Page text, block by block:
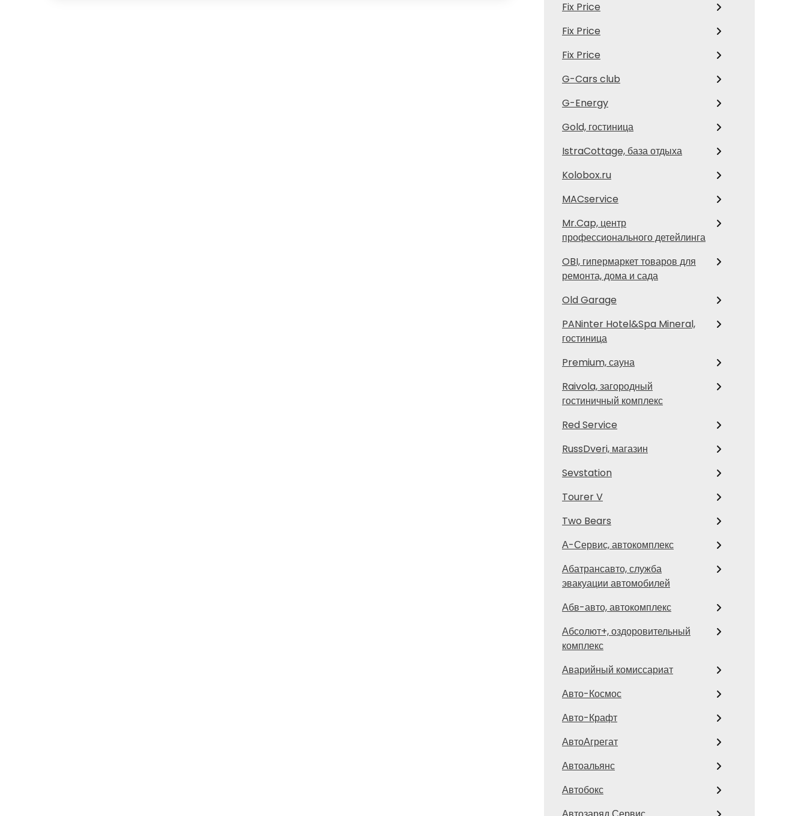
Fix Price
Fix Price
Fix Price
G-Cars club
G-Energy
Gold, гостиница
IstraCottage, база отдыха
Kolobox.ru
MACservice
Mr.Cap, центр
профессионального детейлинга
OBI, гипермаркет товаров для
ремонта, дома и сада
Old Garage
PANinter Hotel&Spa Mineral,
гостиница
Premium, сауна
Raivola, загородный
гостиничный комплекс
Red Service
RussDveri, магазин
Sevstation
Tourer V
Two Bears
А-Сервис, автокомплекс
Абатрансавто, служба
эвакуации автомобилей
Абв-авто, автокомплекс
Абсолют+, оздоровительный
комплекс
Аварийный комиссариат
Авто-Космос
Авто-Крафт
АвтоАгрегат
Автоальянс
Автобокс